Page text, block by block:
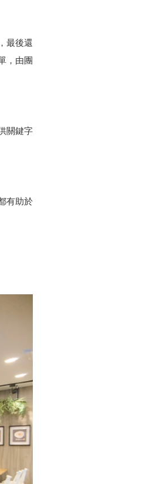
最後還
，由團
關鍵字
有助於